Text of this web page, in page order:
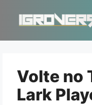
conteúdo
Volte no
Lark